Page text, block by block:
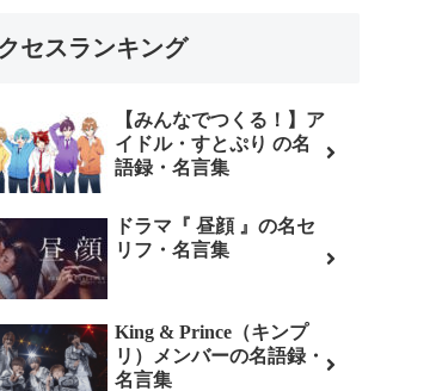
セスランキング
【みんなでつくる！】ア
イドル・すとぷり の名
語録・名言集
ドラマ『 昼顔 』の名セ
リフ・名言集
King & Prince（キンプ
リ）メンバーの名語録・
名言集